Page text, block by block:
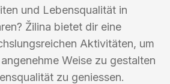
und Lebensqualität in
Žilina bietet dir eine
Aktivitäten, um
Weise zu gestalten
zu geniessen.